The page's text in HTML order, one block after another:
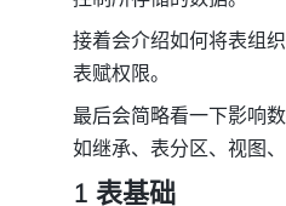
接着会介绍如何将表组
表赋权限。
最后会简略看一下影响
如继承、表分区、视图
1 表基础